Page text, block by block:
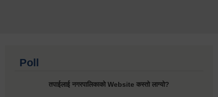
Poll
तपाईलाई नगरपालिकाको Website कस्तो लाग्यो?